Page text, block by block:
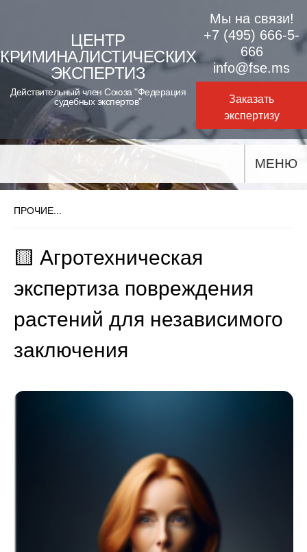
content
ЦЕНТР
КРИМИНАЛИСТИЧЕСКИХ
ЭКСПЕРТИЗ
Действительный член Союза "Федерация
судебных экспертов"
Мы на связи!
+7 (495) 666-5-
666
info@fse.ms
Заказать
экспертизу
МЕНЮ
ПРОЧИЕ...
🟨 Агротехническая
экспертиза повреждения
растений для независимого
заключения